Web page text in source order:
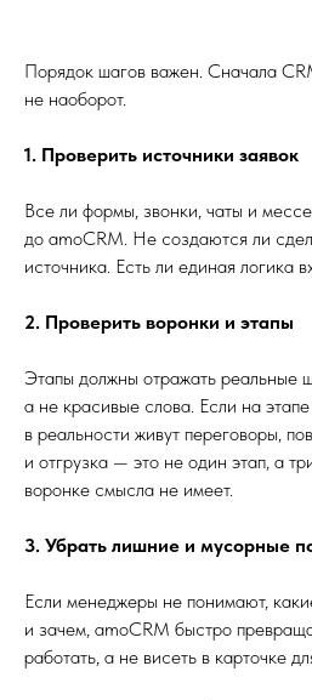
Порядок шагов важен. Сначала
не наоборот.
1. Проверить источники заявок
Все ли формы, звонки, чаты и
до amoCRM. Не создаются ли
источника. Есть ли единая логика
2. Проверить воронки и этапы
Этапы должны отражать реальные
а не красивые слова. Если на
в реальности живут переговоры,
и отгрузка — это не один этап, а
воронке смысла не имеет.
3. Убрать лишние и мусорные
Если менеджеры не понимают,
и зачем, amoCRM быстро
работать, а не висеть в карточке